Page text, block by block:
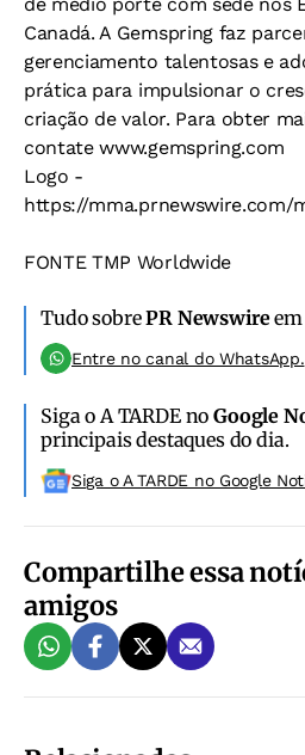
Canadá. A Gemspring faz
gerenciamento talentosas e
prática para impulsionar o
criação de valor. Para obter
contate www.gemspring.com
Logo -
https://mma.prnewswire.com/
FONTE TMP Worldwide
Tudo sobrePR Newswireem
Entre no canal do WhatsApp.
Siga o A TARDE noGoogle
principais destaques do dia.
Siga o A TARDE no Google
Compartilhe essa
amigos